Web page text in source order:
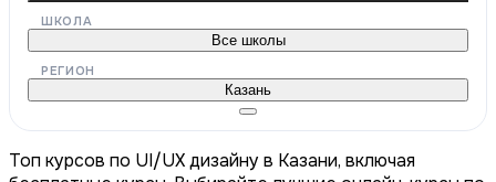
ШКОЛА
Все школы
РЕГИОН
Казань
Топ курсов по UI/UX дизайну в Казани, включая